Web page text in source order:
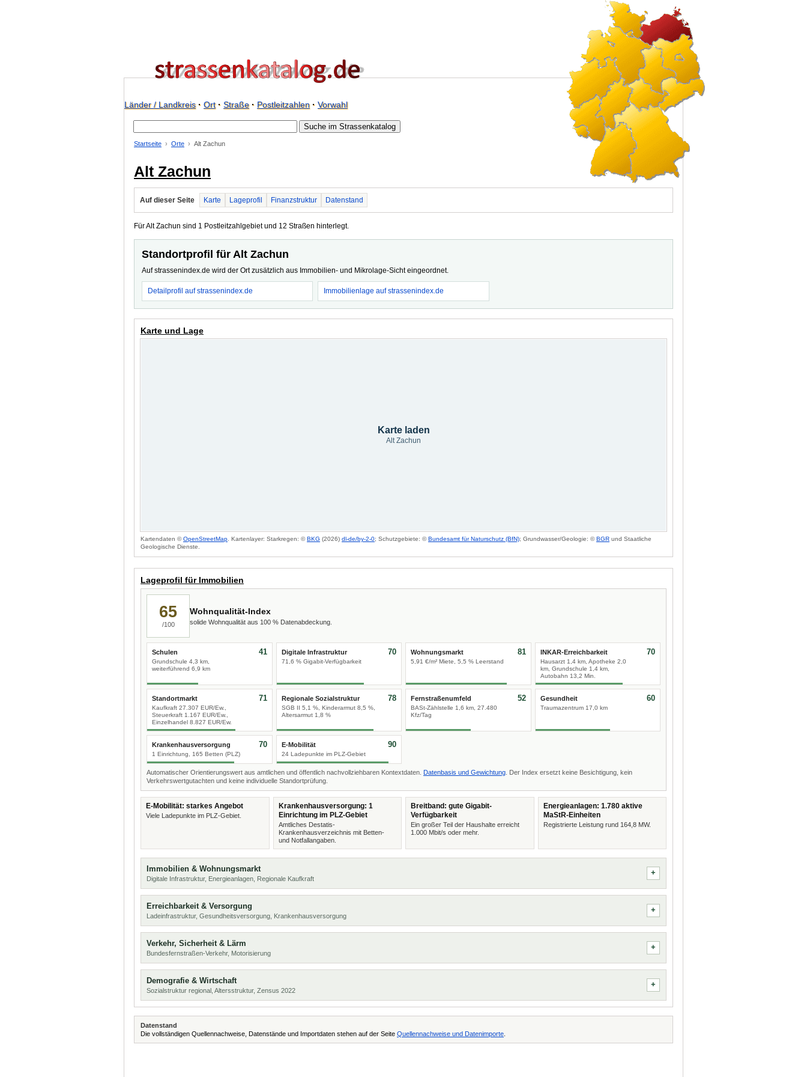
Länder / Landkreis· Ort· Straße· Postleitzahlen· Vorwahl
Startseite Orte Alt Zachun
Alt Zachun
Auf dieser Seite Karte Lageprofil Finanzstruktur Datenstand
Für Alt Zachun sind 1 Postleitzahlgebiet und 12 Straßen hinterlegt.
Standortprofil für Alt Zachun
Auf strassenindex.de wird der Ort zusätzlich aus Immobilien- und Mikrolage-Sicht eingeordnet.
Detailprofil auf strassenindex.de Immobilienlage auf strassenindex.de
Karte und Lage
Karte laden
Alt Zachun
Kartendaten ©OpenStreetMap . Kartenlayer: Starkregen: ©BKG (2026) dl-de/by-2-0; Schutzgebiete: ©Bundesamt für Naturschutz (BfN); Grundwasser/Geologie: ©BGR und Staatliche
Geologische Dienste.
Lageprofil für Immobilien
65
/100
Wohnqualität-Index
solide Wohnqualität aus 100 % Datenabdeckung.
Schulen
Grundschule 4,3 km,
weiterführend 6,9 km
41 Digitale Infrastruktur
71,6 % Gigabit-Verfügbarkeit
70 Wohnungsmarkt
5,91 €/m² Miete, 5,5 % Leerstand
81 INKAR-Erreichbarkeit
Hausarzt 1,4 km, Apotheke 2,0
km, Grundschule 1,4 km,
Autobahn 13,2 Min.
70
Standortmarkt
Kaufkraft 27.307 EUR/Ew.,
Steuerkraft 1.167 EUR/Ew.,
Einzelhandel 8.827 EUR/Ew.
71 Regionale Sozialstruktur
SGB II 5,1 %, Kinderarmut 8,5 %,
Altersarmut 1,8 %
78 Fernstraßenumfeld
BASt-Zählstelle 1,6 km, 27.480
Kfz/Tag
52 Gesundheit
Traumazentrum 17,0 km
60
Krankenhausversorgung
1 Einrichtung, 165 Betten (PLZ)
70 E-Mobilität
24 Ladepunkte im PLZ-Gebiet
90
Automatischer Orientierungswert aus amtlichen und öffentlich nachvollziehbaren Kontextdaten. Datenbasis und Gewichtung . Der Index ersetzt keine Besichtigung, kein
Verkehrswertgutachten und keine individuelle Standortprüfung.
E-Mobilität: starkes Angebot
Viele Ladepunkte im PLZ-Gebiet.
Krankenhausversorgung: 1
Einrichtung im PLZ-Gebiet
Amtliches Destatis-
Krankenhausverzeichnis mit Betten-
und Notfallangaben.
Breitband: gute Gigabit-
Verfügbarkeit
Ein großer Teil der Haushalte erreicht
1.000 Mbit/s oder mehr.
Energieanlagen: 1.780 aktive
MaStR-Einheiten
Registrierte Leistung rund 164,8 MW.
Immobilien & Wohnungsmarkt
Digitale Infrastruktur, Energieanlagen, Regionale Kaufkraft
Erreichbarkeit & Versorgung
Ladeinfrastruktur, Gesundheitsversorgung, Krankenhausversorgung
Verkehr, Sicherheit & Lärm
Bundesfernstraßen-Verkehr, Motorisierung
Demografie & Wirtschaft
Sozialstruktur regional, Altersstruktur, Zensus 2022
Datenstand
Die vollständigen Quellennachweise, Datenstände und Importdaten stehen auf der Seite Quellennachweise und Datenimporte